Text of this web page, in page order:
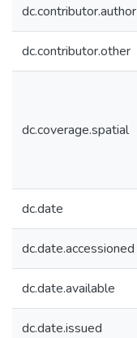
dc.contributor.author
dc.contributor.other
dc.coverage.spatial
dc.date
dc.date.accessioned
dc.date.available
dc.date.issued